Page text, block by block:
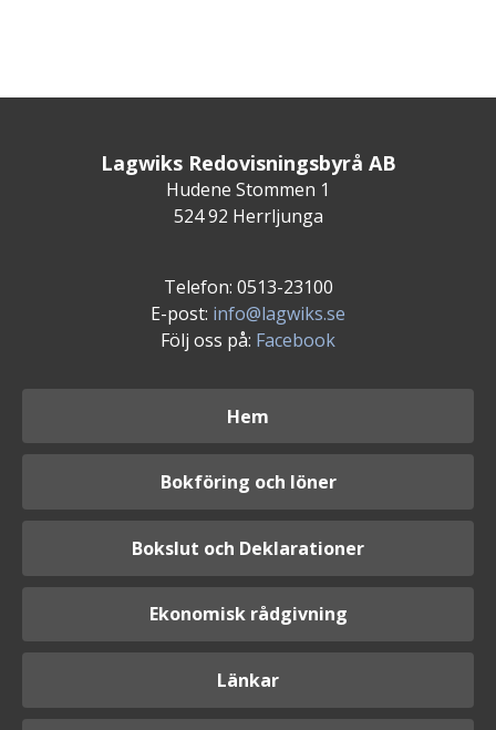
Lagwiks Redovisningsbyrå AB
Hudene Stommen 1
524 92 Herrljunga
Telefon: 0513-23100
E-post: info@lagwiks.se
Följ oss på: Facebook
Hem
Bokföring och löner
Bokslut och Deklarationer
Ekonomisk rådgivning
Länkar